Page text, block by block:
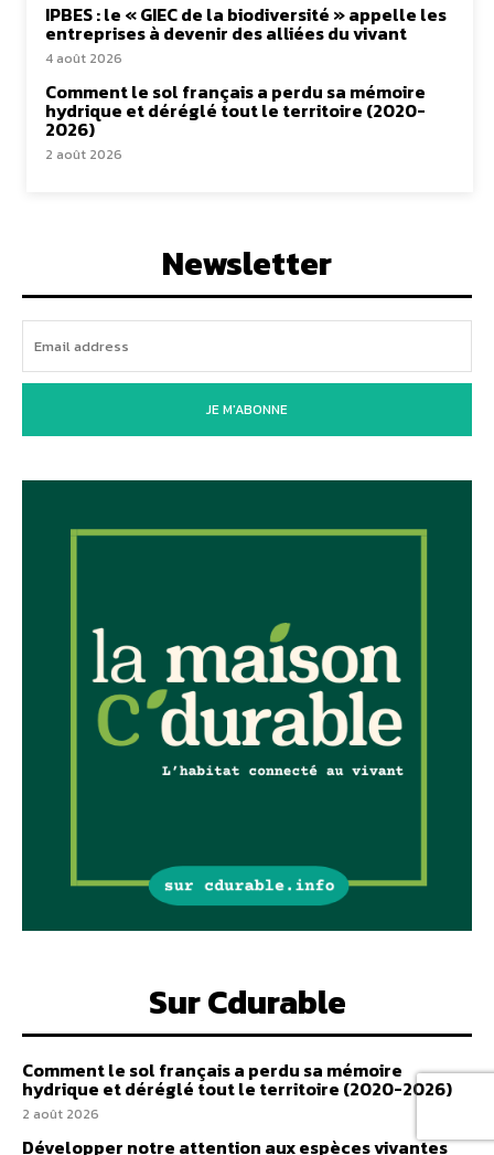
IPBES : le « GIEC de la biodiversité » appelle les
entreprises à devenir des alliées du vivant
4 août 2026
Comment le sol français a perdu sa mémoire
hydrique et déréglé tout le territoire (2020-
2026)
2 août 2026
Newsletter
JE M'ABONNE
Sur Cdurable
Comment le sol français a perdu sa mémoire
hydrique et déréglé tout le territoire (2020-2026)
2 août 2026
Développer notre attention aux espèces vivantes